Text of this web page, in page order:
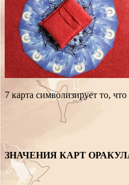
7 карта символизирует то,
ЗНАЧЕНИЯ КАРТ